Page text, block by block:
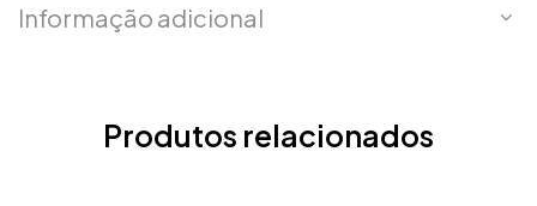
Informação adicional
Produtos relacionados